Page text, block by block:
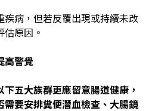
疾病，但若反覆出現或持續未改
原因。
高警覺
五大族群更應留意腸道健康，
需要安排糞便潛血檢查、大腸鏡